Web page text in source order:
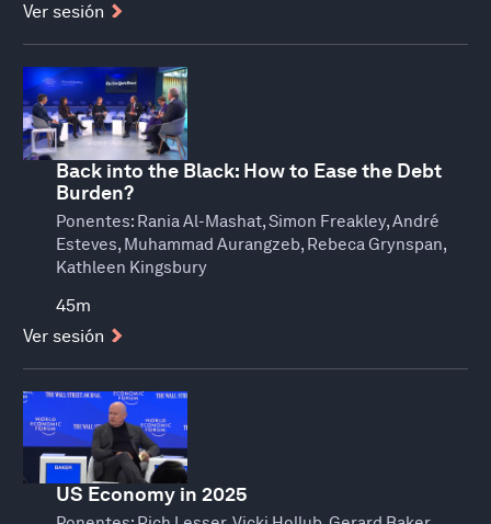
Ver sesión
Back into the Black: How to Ease the Debt
Burden?
Ponentes: Rania Al-Mashat, Simon Freakley, André
Esteves, Muhammad Aurangzeb, Rebeca Grynspan,
Kathleen Kingsbury
45m
Ver sesión
US Economy in 2025